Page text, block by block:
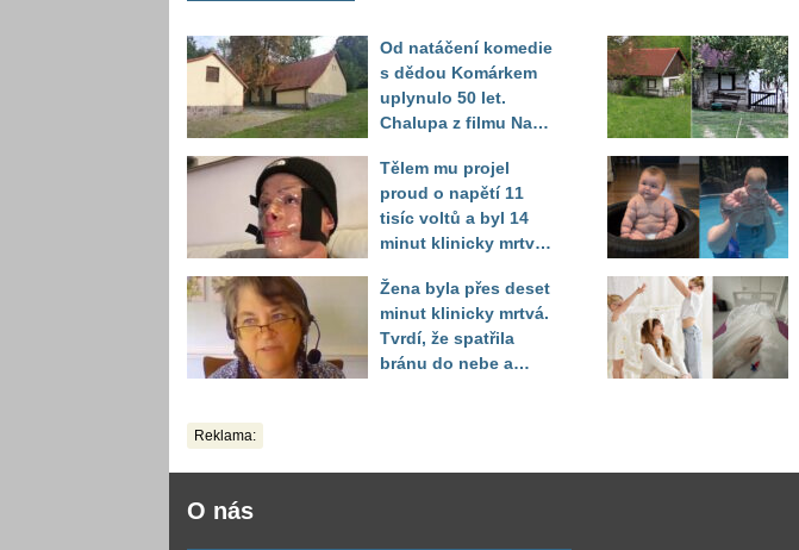
Od natáčení komedie
s dědou Komárkem
uplynulo 50 let.
Chalupa z filmu Na
proměnila k
nepoznání
Tělem mu projel
proud o napětí 11
tisíc voltů a byl 14
minut klinicky mrtvý.
mladík nejkrutější
daň
Žena byla přes deset
minut klinicky mrtvá.
Tvrdí, že spatřila
bránu do nebe a
Reklama:
O nás